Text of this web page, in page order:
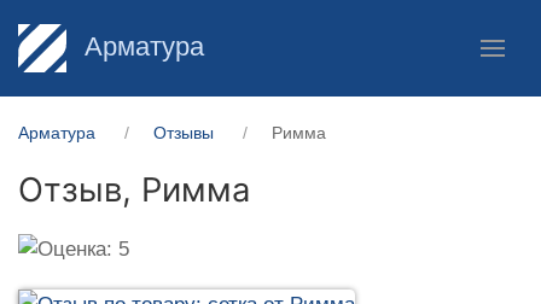
Арматура
Арматура Отзывы Римма
Отзыв, Римма